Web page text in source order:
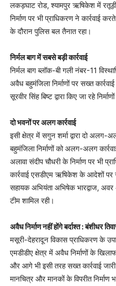
लकड़घाट रोड, श्यामपुर ऋषिकेश में रतूड़ी
निर्माण पर भी प्राधिकरण ने कार्रवाई
के दौरान पुलिस बल तैनात रहा।
निर्मल बाग में सबसे बड़ी कार्रवाई
निर्मल बाग ब्लॉक-बी गली नंबर-11
अवैध बहुमंजिला निर्माणों पर सख्त
सूरवीर सिंह बिष्ट द्वारा किए जा रहे
दो भवनों पर अलग कार्रवाई
इसी क्षेत्र में सगुन शर्मा द्वारा दो
बहुमंजिला निर्माणों को अलग-अलग
अलावा संदीप चौधरी के निर्माण पर भी
कार्रवाई एसडीएम ऋषिकेश के आदेशों पर
सहायक अभियंता अभिषेक भारद्वाज,
टीम शामिल रही।
अवैध निर्माण नहीं होंगे बर्दाश्त : बंशीधर
मसूरी-देहरादून विकास प्राधिकरण के
एमडीडीए क्षेत्र में अवैध निर्माणों के
और आगे भी इसी तरह सख्त कार्रवाई
मानचित्र और मानकों के विपरीत निर्माण